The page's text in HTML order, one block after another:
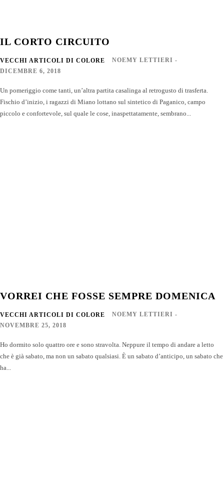
IL CORTO CIRCUITO
VECCHI ARTICOLI DI COLORE NOEMY LETTIERI -
DICEMBRE 6, 2018
Un pomeriggio come tanti, un’altra partita casalinga al retrogusto di trasferta.
Fischio d’inizio, i ragazzi di Miano lottano sul sintetico di Paganico, campo
piccolo e confortevole, sul quale le cose, inaspettatamente, sembrano...
VORREI CHE FOSSE SEMPRE DOMENICA
VECCHI ARTICOLI DI COLORE NOEMY LETTIERI -
NOVEMBRE 25, 2018
Ho dormito solo quattro ore e sono stravolta. Neppure il tempo di andare a letto
che è già sabato, ma non un sabato qualsiasi. È un sabato d’anticipo, un sabato che
ha...